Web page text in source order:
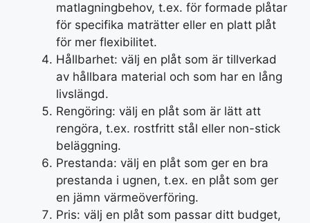
matlagningbehov, t.ex. för formade plåtar
för specifika maträtter eller en platt plåt
för mer flexibilitet.
Hållbarhet: välj en plåt som är tillverkad
av hållbara material och som har en lång
livslängd.
Rengöring: välj en plåt som är lätt att
rengöra, t.ex. rostfritt stål eller non-stick
beläggning.
Prestanda: välj en plåt som ger en bra
prestanda i ugnen, t.ex. en plåt som ger
en jämn värmeöverföring.
Pris: välj en plåt som passar ditt budget,